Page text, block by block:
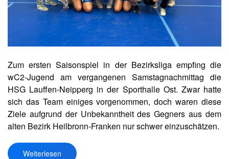
Zum ersten Saisonspiel in der Bezirksliga empfing die
wC2-Jugend am vergangenen Samstagnachmittag die
HSG Lauffen-Neipperg in der Sporthalle Ost. Zwar hatte
sich das Team einiges vorgenommen, doch waren diese
Ziele aufgrund der Unbekanntheit des Gegners aus dem
alten Bezirk Heilbronn-Franken nur schwer einzuschätzen.
Weiterlesen